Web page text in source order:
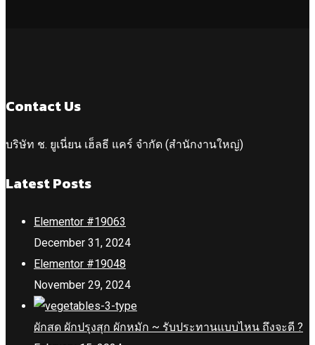
Contact Us
บริษัท ช. ยูเนี่ยน เฮ็ลธี แคร์ จำกัด (สำนักงานใหญ่)
Latest Posts
Elementor #19063
December 31, 2024
Elementor #19048
November 29, 2024
ผักสด ผักปรุงสุก ผักหมัก ~ รับประทานแบบไหน ถึงจะดี ?